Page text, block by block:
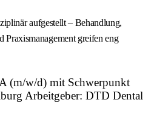
aufgestellt – Behandlung,
Praxismanagement greifen eng
(m/w/d) mit Schwerpunkt
Arbeitgeber: DTD Dental